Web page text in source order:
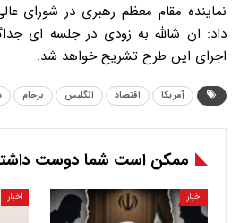
نماینده مقام معظم رهبری در شورای
داد: ان شالله به زودی در جلسه ای
اجرای این طرح تشریح خواهد شد.
آمریکا اقتصاد انگلیس برجام
ممکن است شما دوست
اخبار اخبار